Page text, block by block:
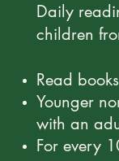
Daily
children
Read
Younger
with an
For every